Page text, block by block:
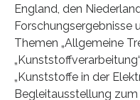
England, den
Forschungsergebnisse
Themen „Allgemeine
„Kunststoffe in der
Begleitausstellung